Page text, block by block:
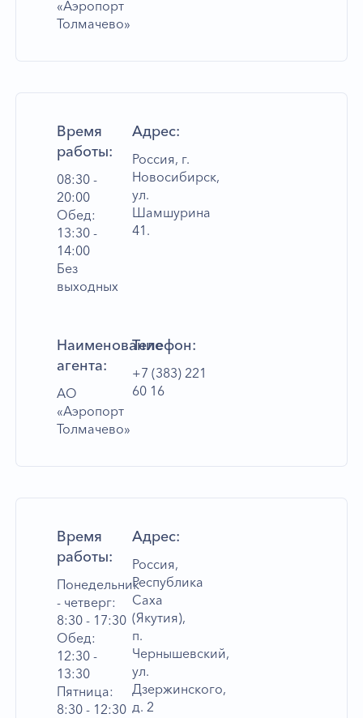
«Аэропорт
Толмачево»
Время
работы:
08:30 -
20:00
Обед:
13:30 -
14:00
Без
выходных
Адрес:
Россия, г.
Новосибирск,
ул.
Шамшурина
41.
Наименование
агента:
АО
«Аэропорт
Толмачево»
Телефон:
+7 (383) 221
60 16
Время
работы:
Понедельник
- четверг:
8:30 - 17:30
Обед:
12:30 -
13:30
Пятница:
8:30 - 12:30
Адрес:
Россия,
Республика
Саха
(Якутия),
п.
Чернышевский,
ул.
Дзержинского,
д. 2